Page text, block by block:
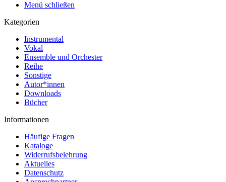
Menü schließen
Kategorien
Instrumental
Vokal
Ensemble und Orchester
Reihe
Sonstige
Autor*innen
Downloads
Bücher
Informationen
Häufige Fragen
Kataloge
Widerrufsbelehrung
Aktuelles
Datenschutz